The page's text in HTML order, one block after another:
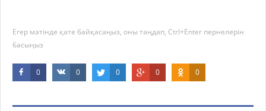
Егер мәтінде қате байқасаңыз, оны таңдап, Ctrl+Enter пернелерін
басыңыз
0 0 0 0 0